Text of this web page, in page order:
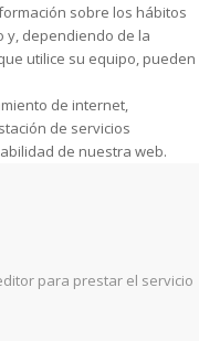
sobre los hábitos
y, dependiendo de la
utilice su equipo, pueden
de internet,
de servicios
de nuestra web.
para prestar el servicio